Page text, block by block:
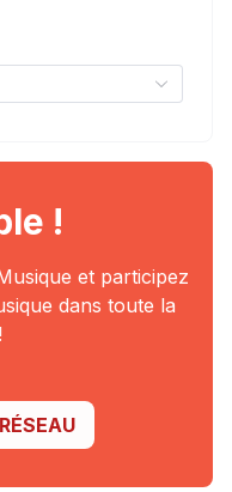
!
et participez
dans toute la